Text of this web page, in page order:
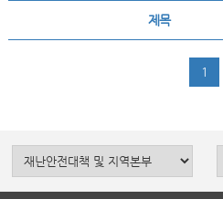
제목
1